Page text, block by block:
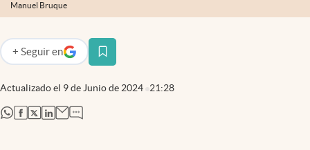
Manuel Bruque
Actualizado el 9 de Junio de 2024 21:28
+ Seguir en
abre en nueva pestaña
abre en nueva pestaña
abre en nueva pestaña
abre en nueva pestaña
abre en nueva pestaña